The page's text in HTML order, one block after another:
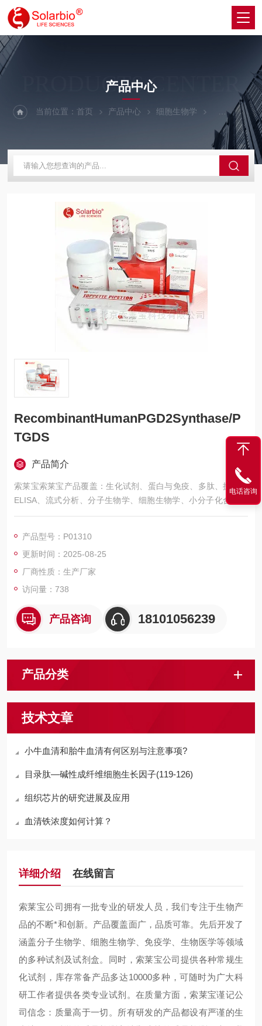
PRODUCTS CENTER
产品中心
当前位置：首页 产品中心 细胞生物学 细胞生长因子
RecombinantHumanPGD2Synthase/P
TGDS
产品简介
索莱宝索莱宝产品覆盖：生化试剂、蛋白与免疫、多肽、抗体、
ELISA、流式分析、分子生物学、细胞生物学、小分子化合物、
生化试剂盒、染色试剂、分析标准品、微生物培养、层析介质、
PGD2Synthase/PTGDS
产品型号：P01310
更新时间：2025-08-25
厂商性质：生产厂家
访问量：738
产品咨询 18101056239
产品分类
技术文章
小牛血清和胎牛血清有何区别与注意事项?
目录肽—碱性成纤维细胞生长因子(119-126)
组织芯片的研究进展及应用
血清铁浓度如何计算？
详细介绍 在线留言
索莱宝公司拥有一批专业的研发人员，我们专注于生物产
品的不断*和创新。产品覆盖面广，品质可靠。先后开发了
涵盖分子生物学、细胞生物学、免疫学、生物医学等领域
的多种试剂及试剂盒。同时，索莱宝公司提供各种常规生
化试剂，库存常备产品多达10000多种，可随时为广大科
研工作者提供各类专业试剂。在质量方面，索莱宝谨记公
司信念：质量高于一切。所有研发的产品都设有严谨的生
电话咨询